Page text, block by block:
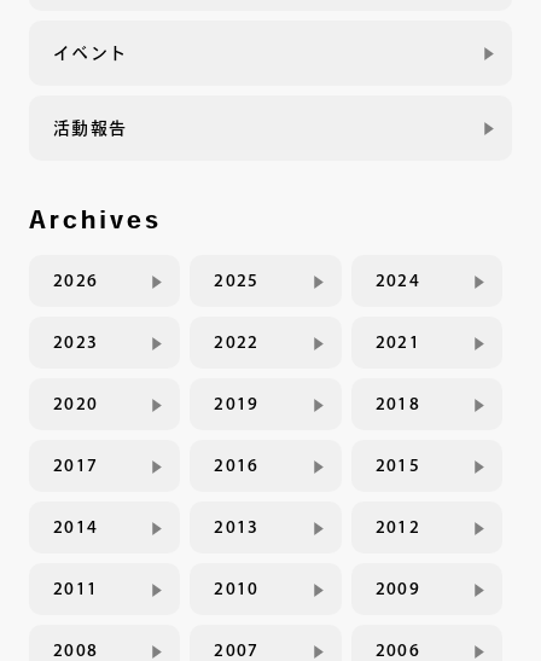
イベント
活動報告
Archives
2026 2025 2024
2023 2022 2021
2020 2019 2018
2017 2016 2015
2014 2013 2012
2011 2010 2009
2008 2007 2006